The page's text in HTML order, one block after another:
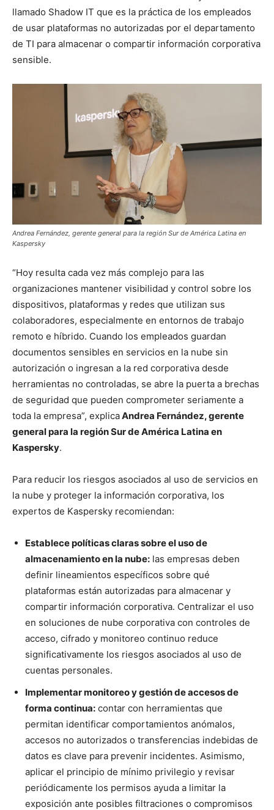
llamado Shadow IT que es la práctica de los empleados
de usar plataformas no autorizadas por el departamento
de TI para almacenar o compartir información corporativa
sensible.
Andrea Fernández, gerente general para la región Sur de América Latina en
Kaspersky
“Hoy resulta cada vez más complejo para las
organizaciones mantener visibilidad y control sobre los
dispositivos, plataformas y redes que utilizan sus
colaboradores, especialmente en entornos de trabajo
remoto e híbrido. Cuando los empleados guardan
documentos sensibles en servicios en la nube sin
autorización o ingresan a la red corporativa desde
herramientas no controladas, se abre la puerta a brechas
de seguridad que pueden comprometer seriamente a
toda la empresa”, explicaAndrea Fernández, gerente
general para la región Sur de América Latina en
Kaspersky.
Para reducir los riesgos asociados al uso de servicios en
la nube y proteger la información corporativa, los
expertos de Kaspersky recomiendan:
Establece políticas claras sobre el uso de
almacenamiento en la nube: las empresas deben
definir lineamientos específicos sobre qué
plataformas están autorizadas para almacenar y
compartir información corporativa. Centralizar el uso
en soluciones de nube corporativa con controles de
acceso, cifrado y monitoreo continuo reduce
significativamente los riesgos asociados al uso de
cuentas personales.
Implementar monitoreo y gestión de accesos de
forma continua: contar con herramientas que
permitan identificar comportamientos anómalos,
accesos no autorizados o transferencias indebidas de
datos es clave para prevenir incidentes. Asimismo,
aplicar el principio de mínimo privilegio y revisar
periódicamente los permisos ayuda a limitar la
exposición ante posibles filtraciones o compromisos